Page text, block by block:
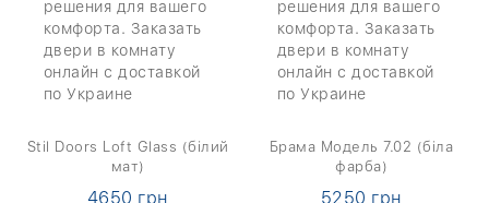
Stil Doors Loft Glass (білий
мат)
4650 грн
Брама Модель 7.02 (біла
фарба)
5250 грн